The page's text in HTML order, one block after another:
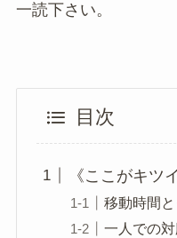
一読下さい。
目次
《ここがキツ
移動時間
一人での